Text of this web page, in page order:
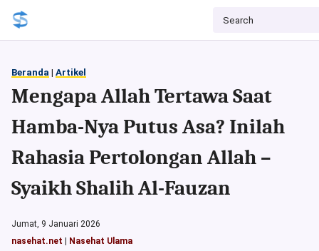
Beranda | Artikel
Mengapa Allah Tertawa Saat
Hamba-Nya Putus Asa? Inilah
Rahasia Pertolongan Allah –
Syaikh Shalih Al-Fauzan
Jumat, 9 Januari 2026
nasehat.net
Nasehat Ulama